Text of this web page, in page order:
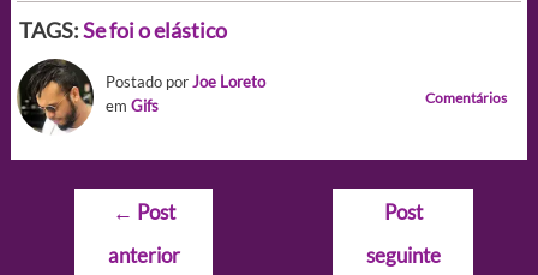
TAGS:Se foi o elástico
Postado porJoe Loreto
em Gifs Comentários
Navegação
Post
← Post
anterior
Post
seguinte